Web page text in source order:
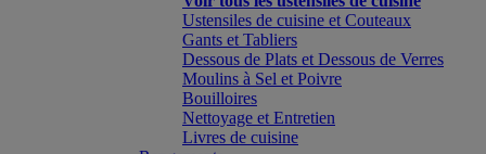
Ustensiles de cuisine et Couteaux
Gants et Tabliers
Dessous de Plats et Dessous de Verres
Moulins à Sel et Poivre
Bouilloires
Nettoyage et Entretien
Livres de cuisine